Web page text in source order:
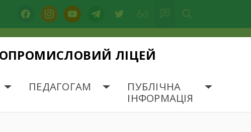
facebookinstagramyoutubetelegramtwitter
ЛІЦЕЙ
ПЕДАГОГАМ
ПУБЛІЧНА
ІНФОРМАЦІЯ